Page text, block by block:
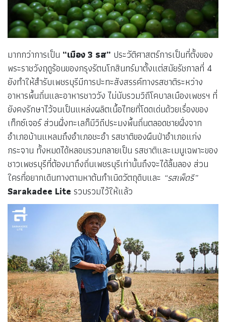
มากกว่าการเป็น “เมือง 3 รส” ประวัติศาสตร์การเป็นที่ตั้งของ
พระราชวังฤดูร้อนของกรุงรัตนโกสินทร์มาตั้งแต่สมัยรัชกาลที่ 4
ยังทำให้สำรับเพชรบุรีมีการปะทะสังสรรค์ทางรสชาติระหว่าง
อาหารพื้นถิ่นและอาหารชาววัง ไม่นับรวมวิถีโคบาลเมืองเพชรฯ ที่
ยังคงรักษาไว้จนเป็นแหล่งผลิตเนื้อไทยที่โดดเด่นด้วยเรื่องของ
เท็กซ์เจอร์ ส่วนฝั่งทะเลก็มีวิถีประมงพื้นถิ่นตลอดชายฝั่งจาก
อำเภอบ้านแหลมถึงอำเภอชะอำ รสชาติของผืนป่าอำเภอแก่ง
กระจาน ทั้งหมดได้หลอมรวมกลายเป็น รสชาติและเมนูเฉพาะของ
ชาวเพชรบุรีที่ต้องมาถึงถิ่นเพชรบุรีเท่านั้นถึงจะได้ลิ้มลอง ส่วน
ใครที่อยากเดินทางตามหาต้นกำเนิดวัตถุดิบและ “รสเพ็ดรี”
Sarakadee Lite รวบรวมไว้ให้แล้ว